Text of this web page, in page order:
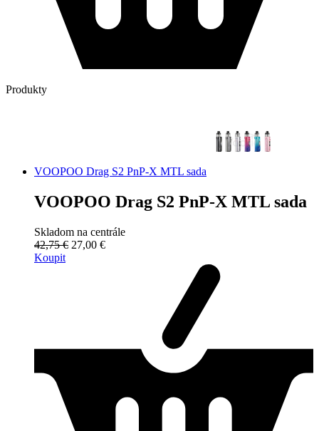
Produkty
VOOPOO Drag S2 PnP-X MTL sada
VOOPOO Drag S2 PnP-X MTL sada
Skladom na centrále
42,75 € 27,00 €
Koupit